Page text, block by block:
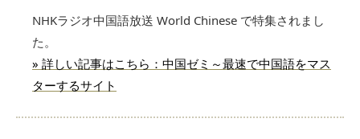
NHKラジオ中国語放送 World Chinese で特集されまし
た。
» 詳しい記事はこちら：中国ゼミ～最速で中国語をマス
ターするサイト